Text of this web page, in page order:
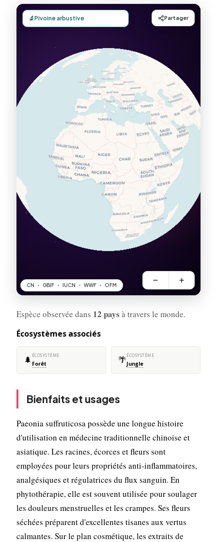
Espèce observée dans 12 pays à travers le monde.
Écosystèmes associés
🌲 ÉCOSYSTÈME
Forêt 🌴ÉCOSYSTÈME
Jungle
Bienfaits et usages
Paeonia suffruticosa possède une longue histoire
d'utilisation en médecine traditionnelle chinoise et
asiatique. Les racines, écorces et fleurs sont
employées pour leurs propriétés anti-inflammatoires,
analgésiques et régulatrices du flux sanguin. En
phytothérapie, elle est souvent utilisée pour soulager
les douleurs menstruelles et les crampes. Ses fleurs
séchées préparent d'excellentes tisanes aux vertus
calmantes. Sur le plan cosmétique, les extraits de